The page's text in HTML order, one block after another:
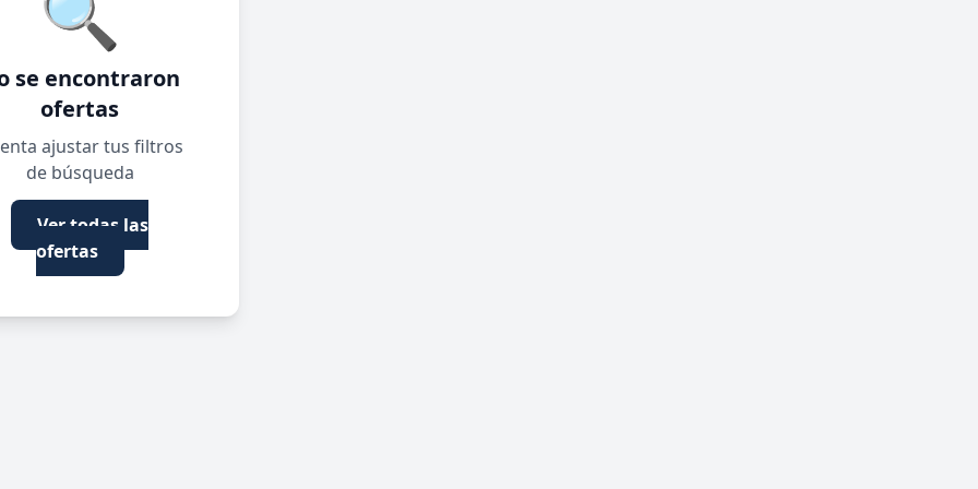
se encontraron
ofertas
ajustar tus filtros
de búsqueda
Ver todas las
ofertas